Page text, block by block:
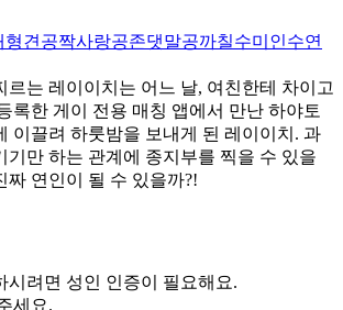
형견공짝사랑공존댓말공까칠수미인수연
르는 레이이치는 어느 날, 여친한테 차이고
록한 게이 전용 매칭 앱에서 만난 하야토
이끌려 하룻밤을 보내게 된 레이이치. 과
기만 하는 관계에 종지부를 찍을 수 있을
짜 연인이 될 수 있을까?!
시려면 성인 인증이 필요해요.
세요.